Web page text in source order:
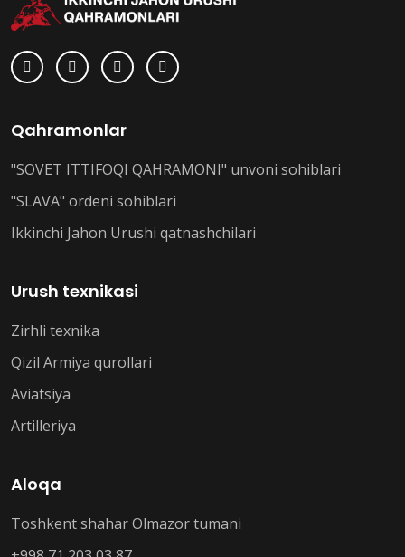
Qahramonlar
"SOVET ITTIFOQI QAHRAMONI" unvoni sohiblari
"SLAVA" ordeni sohiblari
Ikkinchi Jahon Urushi qatnashchilari
Urush texnikasi
Zirhli texnika
Qizil Armiya qurollari
Aviatsiya
Artilleriya
Aloqa
Toshkent shahar Olmazor tumani